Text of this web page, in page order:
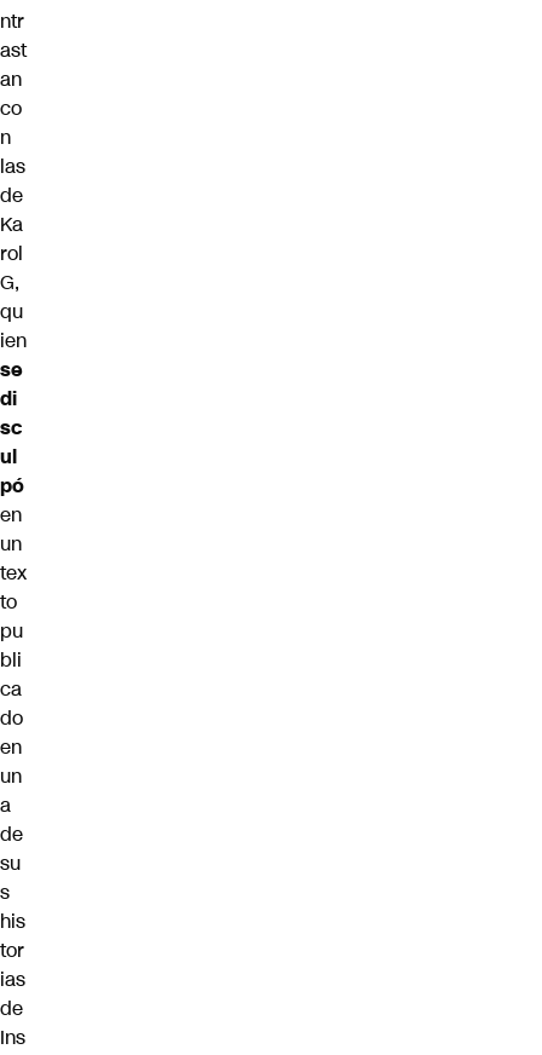
ntr
ast
an
co
n
las
de
Ka
rol
G,
qu
ien
se
di
sc
ul
pó
en
un
tex
to
pu
bli
ca
do
en
un
a
de
su
s
his
tor
ias
de
Ins